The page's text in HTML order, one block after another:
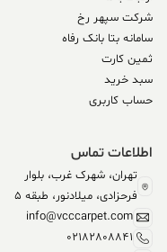
شرکت سپهر رخ
سامانه بتا بانک رفاه
ثمین کارت
سبد خرید
حساب کاربری
اطلاعات تماس
تهران، شهرک غرب، بلوار
فرحزادی، میلادنور، طبقه 5
info@vcccarpet.com
02182808841